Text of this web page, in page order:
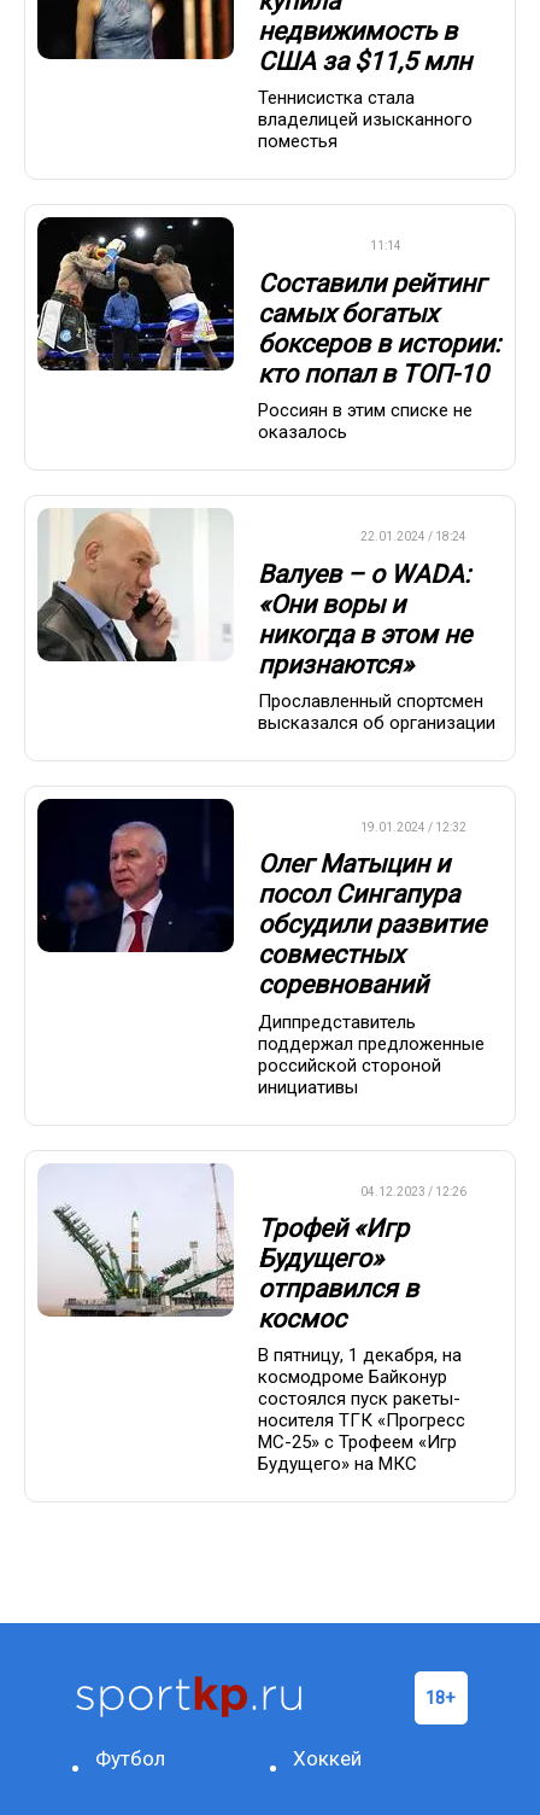
недвижимость в
США за $11,5 млн
Теннисистка стала
владелицей изысканного
поместья
11:14
Составили рейтинг
самых богатых
боксеров в истории:
кто попал в ТОП-10
Россиян в этим списке не
оказалось
22.01.2024 / 18:24
Валуев – о WADA:
«Они воры и
никогда в этом не
признаются»
Прославленный спортсмен
высказался об организации
19.01.2024 / 12:32
Олег Матыцин и
посол Сингапура
обсудили развитие
совместных
соревнований
Диппредставитель
поддержал предложенные
российской стороной
инициативы
04.12.2023 / 12:26
Трофей «Игр
Будущего»
отправился в
космос
В пятницу, 1 декабря, на
космодроме Байконур
состоялся пуск ракеты-
носителя ТГК «Прогресс
МС-25» с Трофеем «Игр
Будущего» на МКС
Футбол Хоккей